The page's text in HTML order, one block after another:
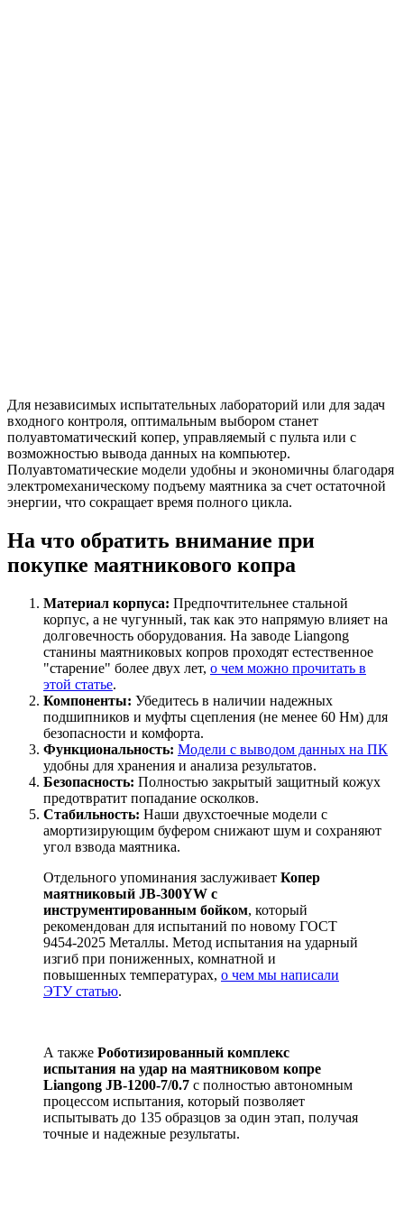
Для независимых испытательных лабораторий или для задач
входного контроля, оптимальным выбором станет
полуавтоматический копер, управляемый с пульта или с
возможностью вывода данных на компьютер.
Полуавтоматические модели удобны и экономичны благодаря
электромеханическому подъему маятника за счет остаточной
энергии, что сокращает время полного цикла.
На что обратить внимание при
покупке маятникового копра
Материал корпуса: Предпочтительнее стальной
корпус, а не чугунный, так как это напрямую влияет на
долговечность оборудования. На заводе Liangong
станины маятниковых копров проходят естественное
"старение" более двух лет, о чем можно прочитать в
этой статье.
Компоненты: Убедитесь в наличии надежных
подшипников и муфты сцепления (не менее 60 Нм) для
безопасности и комфорта.
Функциональность: Модели с выводом данных на ПК
удобны для хранения и анализа результатов.
Безопасность: Полностью закрытый защитный кожух
предотвратит попадание осколков.
Стабильность: Наши двухстоечные модели с
амортизирующим буфером снижают шум и сохраняют
угол взвода маятника.
Отдельного упоминания заслуживает Копер
маятниковый JB-300YW с
инструментированным бойком, который
рекомендован для испытаний по новому ГОСТ
9454-2025 Металлы. Метод испытания на ударный
изгиб при пониженных, комнатной и
повышенных температурах, о чем мы написали
ЭТУ статью.
А также Роботизированный комплекс
испытания на удар на маятниковом копре
Liangong JB-1200-7/0.7 с полностью автономным
процессом испытания, который позволяет
испытывать до 135 образцов за один этап, получая
точные и надежные результаты.